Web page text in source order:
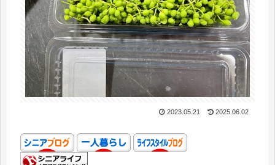
2023.05.21 2025.06.02